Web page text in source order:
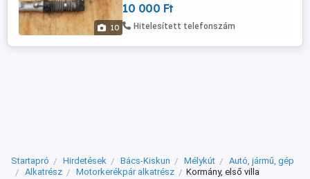
10
akár utánvétellel is! A postaköltség a
vevőt terheli! Postai díjak: Utánvétellel
10 000 Ft
Hitelesített telefonszám
Startapró Hirdetések Bács-Kiskun Mélykút
Autó, jármű, gép
Alkatrész
Motorkerékpár alkatrész Kormány, első villa